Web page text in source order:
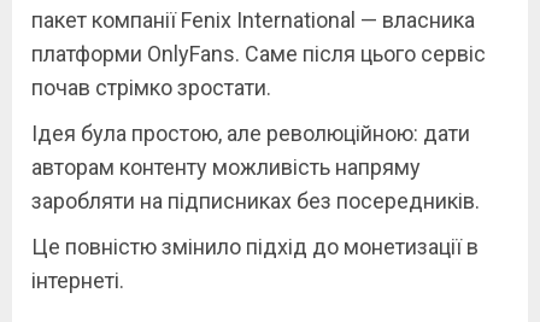
пакет компанії Fenix International — власника
платформи OnlyFans. Саме після цього сервіс
почав стрімко зростати.
Ідея була простою, але революційною: дати
авторам контенту можливість напряму
заробляти на підписниках без посередників.
Це повністю змінило підхід до монетизації в
інтернеті.